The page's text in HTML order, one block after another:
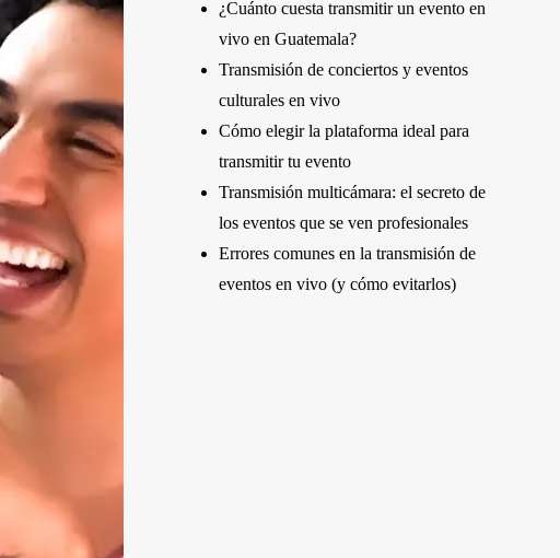
¿Cuánto cuesta transmitir un evento en
vivo en Guatemala?
Transmisión de conciertos y eventos
culturales en vivo
Cómo elegir la plataforma ideal para
transmitir tu evento
Transmisión multicámara: el secreto de
los eventos que se ven profesionales
Errores comunes en la transmisión de
eventos en vivo (y cómo evitarlos)